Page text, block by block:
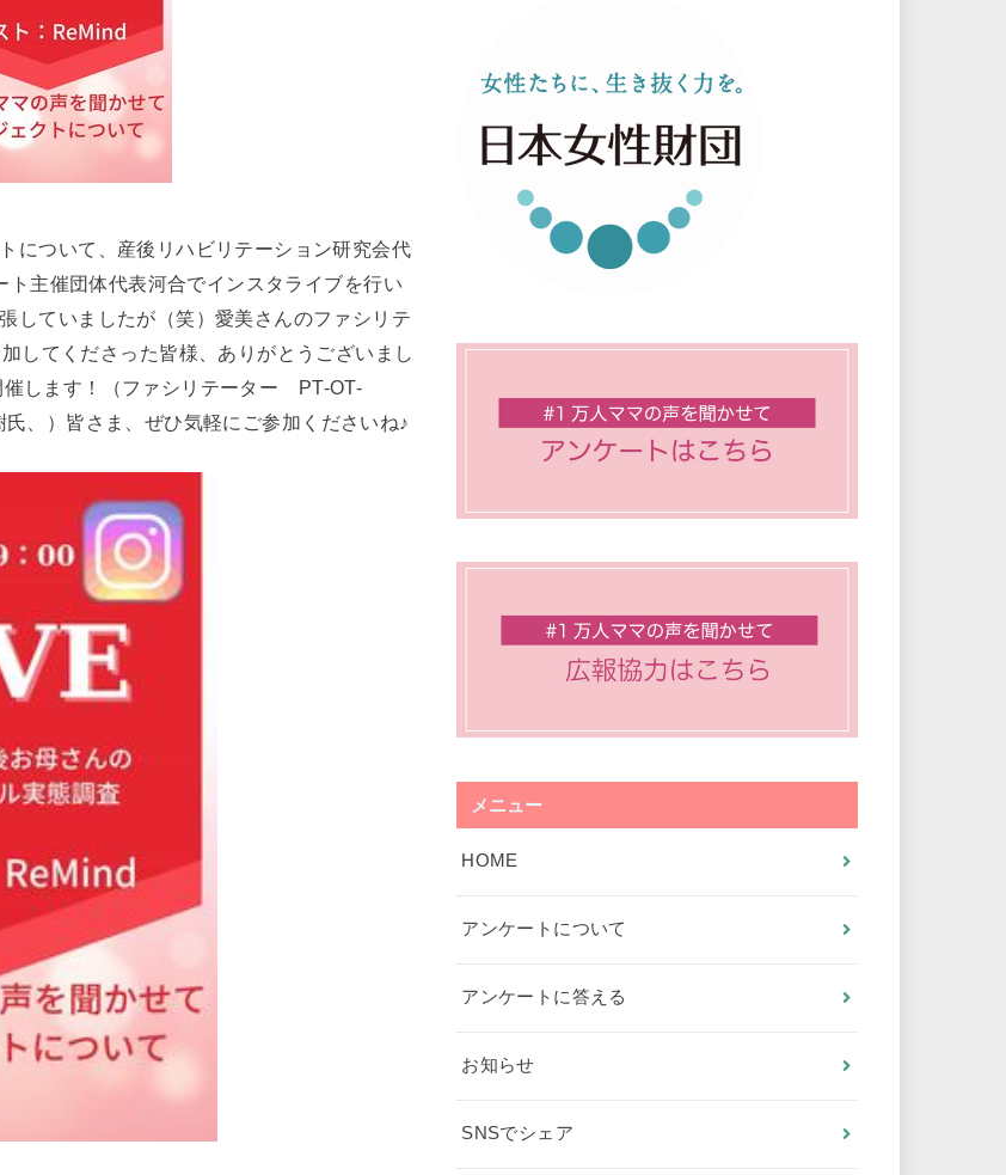
について、産後リハビリテーション研究会代
主催団体代表河合でインスタライブを行い
していましたが（笑）愛美さんのファシリテ
してくださった皆様、ありがとうございまし
します！（ファシリテーター PT-OT-
、）皆さま、ぜひ気軽にご参加くださいね♪
メニュー
HOME
アンケートについて
アンケートに答える
お知らせ
SNSでシェア